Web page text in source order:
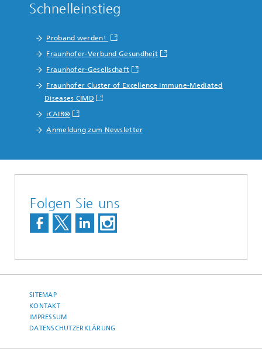
Schnelleinstieg
Proband werden!
Fraunhofer-Verbund Gesundheit
Fraunhofer-Gesellschaft
Fraunhofer Cluster of Excellence Immune-Mediated
Diseases CIMD
iCAIR®
Anmeldung zum Newsletter
Folgen Sie uns
SITEMAP
KONTAKT
IMPRESSUM
DATENSCHUTZERKLÄRUNG